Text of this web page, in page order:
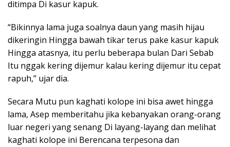
ditimpa Di kasur kapuk.
“Bikinnya lama juga soalnya daun yang masih hijau
dikeringin Hingga bawah tikar terus pake kasur kapuk
Hingga atasnya, itu perlu beberapa bulan Dari Sebab
Itu nggak kering dijemur kalau kering dijemur itu cepat
rapuh,” ujar dia.
Secara Mutu pun kaghati kolope ini bisa awet hingga
lama, Asep memberitahu jika kebanyakan orang-orang
luar negeri yang senang Di layang-layang dan melihat
kaghati kolope ini Berencana terpesona dan